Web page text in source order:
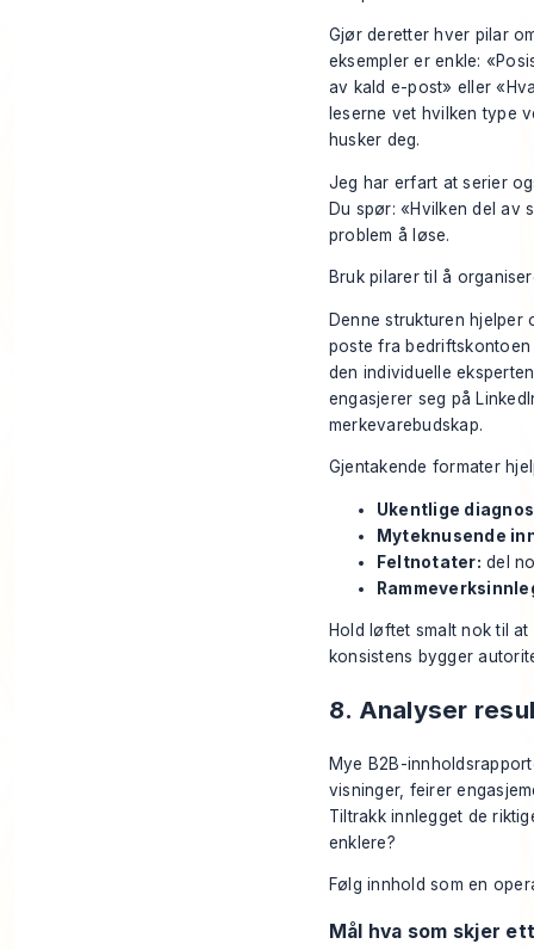
Gjør deretter hver pilar
eksempler er enkle:
av kald e-post» eller
leserne vet hvilken type
husker deg.
Jeg har erfart at serier
Du spør: «Hvilken del av
problem å løse.
Bruk pilarer til å
Denne strukturen hjelper
poste fra bedriftskontoen
den individuelle
engasjerer seg på
merkevarebudskap.
Gjentakende formater
Ukentlige
Myteknusende
Feltnotater: del
Hold løftet smalt nok til
konsistens bygger
8. Analyser
Mye B2B-
visninger, feirer
Tiltrakk innlegget de
enklere?
Følg innhold som en
Mål hva som skjer